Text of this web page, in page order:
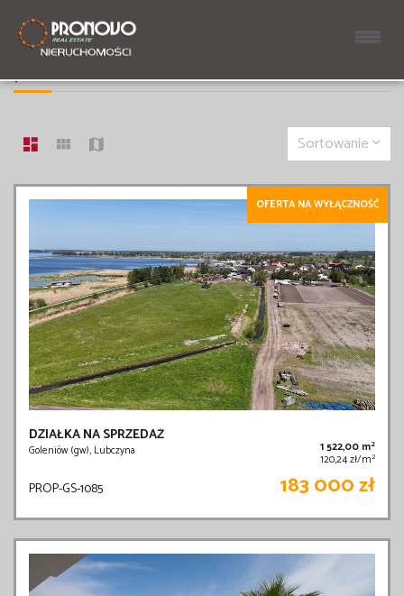
LISTA OFERT
7 OFERT
Sortowanie
OFERTA NA WYŁĄCZNOŚĆ
DZIAŁKA NA SPRZEDAŻ
Goleniów (gw), Lubczyna 1 522,00 m2
120,24 zł/m2
PROP-GS-1085 183 000 zł